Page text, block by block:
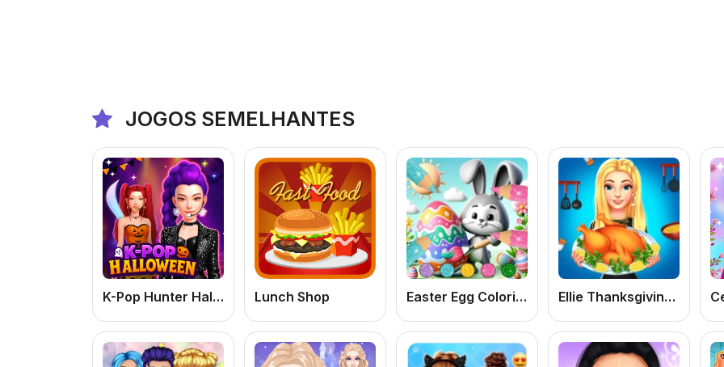
JOGOS SEMELHANTES
K-Pop Hunter Halloween Fashion: Jogo de Meninas Online Grátis de Moda e Vestir Lunch Shop Easter Egg Coloring Games: Jogo de Pintar Ovos de Páscoa Online Grátis para Meninas Ellie Thanksgiving Day: Jogo de Vestir e Moda Online Grátis de Ação de Graças